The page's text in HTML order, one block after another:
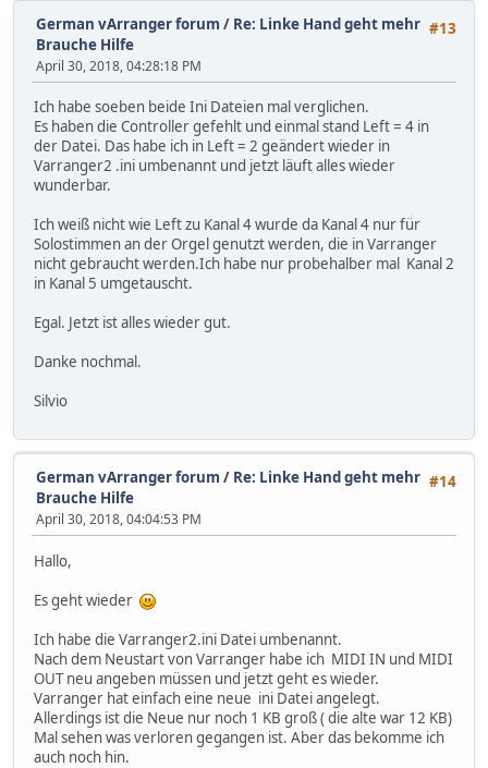
#13
German vArranger forum / Re: Linke Hand geht mehr
Brauche Hilfe
April 30, 2018, 04:28:18 PM
Ich habe soeben beide Ini Dateien mal verglichen.
Es haben die Controller gefehlt und einmal stand Left = 4 in
der Datei. Das habe ich in Left = 2 geändert wieder in
Varranger2 .ini umbenannt und jetzt läuft alles wieder
wunderbar.
Ich weiß nicht wie Left zu Kanal 4 wurde da Kanal 4 nur für
Solostimmen an der Orgel genutzt werden, die in Varranger
nicht gebraucht werden.Ich habe nur probehalber mal Kanal 2
in Kanal 5 umgetauscht.
Egal. Jetzt ist alles wieder gut.
Danke nochmal.
Silvio
#14
German vArranger forum / Re: Linke Hand geht mehr
Brauche Hilfe
April 30, 2018, 04:04:53 PM
Hallo,
Es geht wieder
Ich habe die Varranger2.ini Datei umbenannt.
Nach dem Neustart von Varranger habe ich MIDI IN und MIDI
OUT neu angeben müssen und jetzt geht es wieder.
Varranger hat einfach eine neue ini Datei angelegt.
Allerdings ist die Neue nur noch 1 KB groß ( die alte war 12 KB)
Mal sehen was verloren gegangen ist. Aber das bekomme ich
auch noch hin.